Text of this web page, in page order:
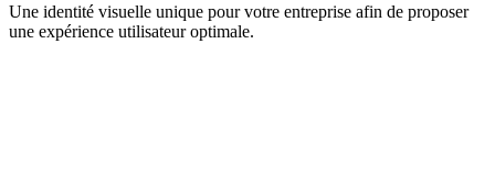
Une identité visuelle unique pour votre entreprise afin de proposer
une expérience utilisateur optimale.